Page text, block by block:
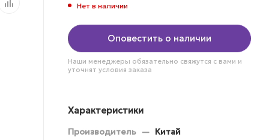
Нет в наличии
Оповестить о наличии
Наши менеджеры обязательно свяжутся с вами и
уточнят условия заказа
Характеристики
Производитель — Китай